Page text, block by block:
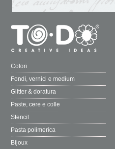
Colori
Fondi, vernici e medium
Glitter & doratura
Paste, cere e colle
Stencil
Pasta polimerica
Bijoux